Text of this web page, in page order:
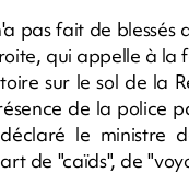
pas fait de blessés
qui appelle à
sur le sol de la
de la police
le ministre
de "caïds", de